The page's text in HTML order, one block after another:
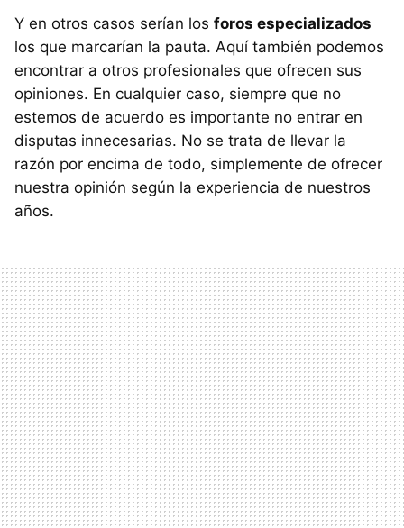
Y en otros casos serían los foros especializados
los que marcarían la pauta. Aquí también podemos
encontrar a otros profesionales que ofrecen sus
opiniones. En cualquier caso, siempre que no
estemos de acuerdo es importante no entrar en
disputas innecesarias. No se trata de llevar la
razón por encima de todo, simplemente de ofrecer
nuestra opinión según la experiencia de nuestros
años.